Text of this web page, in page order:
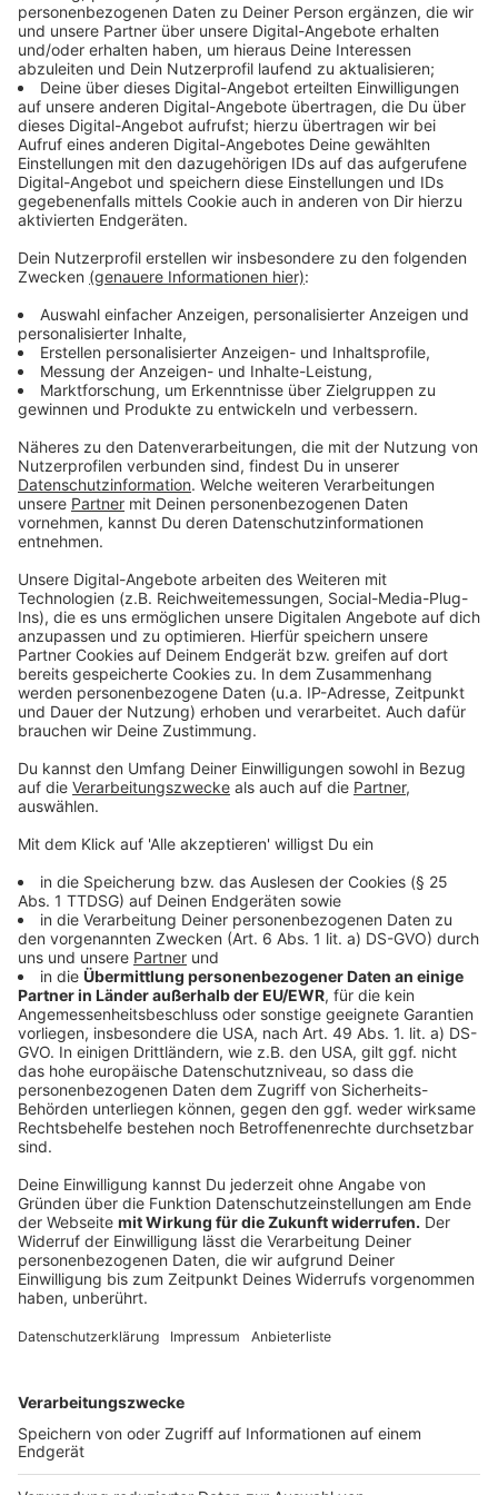
Kundgebung auf dem Rathausvorplatz angemeldet.
Hintergrund ist der Tarifstreit im öffentlichen Dienst.
Die Warnstreik-Schwerpunkte lagen in der Region um
Aachen, am Niederrhein und im Ruhrgebiet.
Betrugsmasche reißt nicht ab
Erst gestern hatte die Polizei im Kreis Mettmann
wieder vor Betrugsmaschen gewarnt, bei denen die
Opfer am Telefon stark unter Druck gesetzt und um
viel Geld gebracht werden. Und ständig gibt es neue
Fälle. Heute berichtet die Polizei von einem Fall in
Erkrath, bei dem eine 88-Jährige um einen
sechsstelligen Betrag betrogen wurde. Ein
vermeintlicher Polizist täuschte am Telefon vor, ihr
Sohn habe einen Verkehrsunfall verursacht, bei dem
eine schwangere Frau ums Leben gekommen sei. Als
angebliche Kaution, damit ihr Sohn nicht ins Gefängnis
kommt, überwies die Frau das Geld auf ein fremdes
Konto. Außerdem übergab sie mehrfach Schmuck an
einen Abholer.
WAHL-O-MAT ist online
Wer noch nicht weiß, welche Partei er oder sie am 23.
Februar wählt, bekommt ab heute wieder eine
Entscheidungshilfe: Der Wahl-O-Mat zur diesjährigen
Bundestagswahl ist online. Mit Hilfe von
verschiedenen Thesen kann man dabei seine
Positionen mit denen der antretenden Parteien
vergleichen und sehen, wie groß die Übereinstimmung
ist. Bei der vergangenen Bundestagswahl 2021 hatten
mehr als 21 Millionen Wählerinnen und Wähler den
Wahl-O-Mat genutzt. Das war bisheriger Rekordwert,
heißt es von der Düsseldorfer Heinrich-Heine-
Universität, die denWahl-O-Matentwickelt hat.
Pipelinegegner kämpfen weiter
"Wir kämpfen weiter - friedlich, demokratisch und hart
entschlossen". Das sagen die Gegner der CO-Pipeline
im Kreis Mettmann. Nächste Woche Mittwoch gibt es
eine Mahnwache am Pipeline-Mahnmal an der
Richrather Straße in Hilden. Der Widerstand der
Pipelinegegner jährt sich dieses Jahr zum 18. Mal.
Sprich: Seit 18 Jahren verhindern die Gegner, dass die
umstrittene Leitung in Betrieb genommen wird. Durch
die Pipeline soll giftiges Kohlenmonoxid von
Dormagen aus über Monheim, Langenfeld, Hilden,
Erkrath und Ratingen bis nach Krefeld-Uerdingen
Anzeige